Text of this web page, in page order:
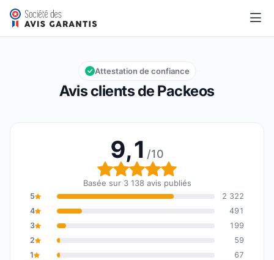
Packeos
Note globale : 9,1 sur 10
9,1/10
Avis clients de Packeos
Attestation de confiance
9,1 /10
Note globale : 9,1 sur 10
Basée sur 3 138 avis publiés
5
2 322
4
491
3
199
2
59
1
67